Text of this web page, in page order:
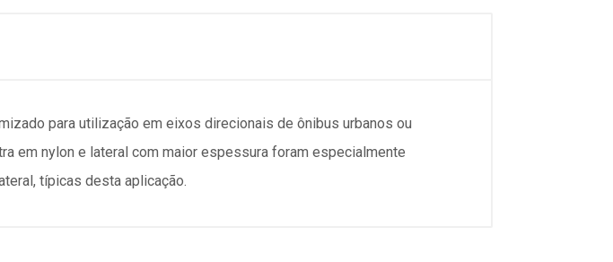
para utilização em eixos direcionais de ônibus urbanos ou
em nylon e lateral com maior espessura foram especialmente
típicas desta aplicação.